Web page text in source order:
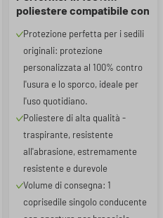
poliestere compatibile con
Movano A/Movano B,
Renault Master III, 1
coprisedile singolo
conducente
Protezione perfetta per i sedili
originali: protezione
personalizzata al 100% contro
l'usura e lo sporco, ideale per
l'uso quotidiano.
Poliestere di alta qualità -
traspirante, resistente
all'abrasione, estremamente
resistente e durevole
Volume di consegna: 1
coprisedile singolo conducente